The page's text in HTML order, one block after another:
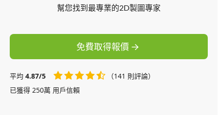
幫您找到最專業的2D製圖專家
免費取得報價
平均 4.87/5
（141 則評論）
已獲得 250萬 用戶信賴